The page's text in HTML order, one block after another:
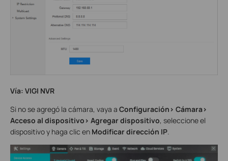
Vía: VIGI NVR
Si no se agregó la cámara, vaya a Configuración> Cámara>
Acceso al dispositivo> Agregar dispositivo, seleccione el
dispositivo y haga clic en Modificar dirección IP